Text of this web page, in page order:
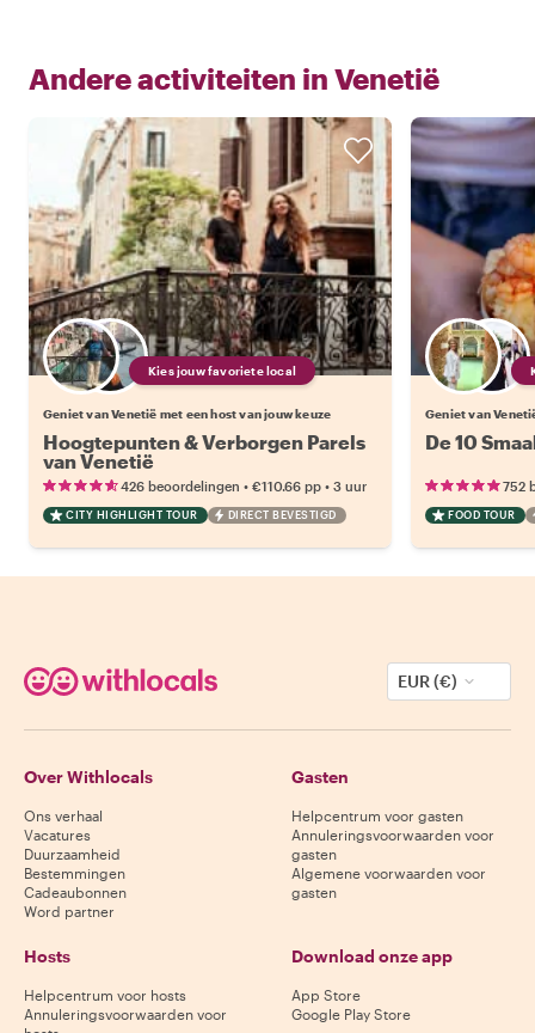
Andere activiteiten in Venetië
Kies jouw favoriete local
Geniet van Venetië met een host van jouw keuze
Hoogtepunten & Verborgen Parels
van Venetië
426 beoordelingen • €110.66 pp • 3 uur
CITY HIGHLIGHT TOUR DIRECT BEVESTIGD
Geniet van
De 10
752
FOOD TOUR
EUR (€)
Over Withlocals
Ons verhaal
Vacatures
Duurzaamheid
Bestemmingen
Cadeaubonnen
Word partner
Gasten
Helpcentrum voor gasten
Annuleringsvoorwaarden voor
gasten
Algemene voorwaarden voor
gasten
Hosts
Helpcentrum voor hosts
Annuleringsvoorwaarden voor
Download onze app
App Store
Google Play Store